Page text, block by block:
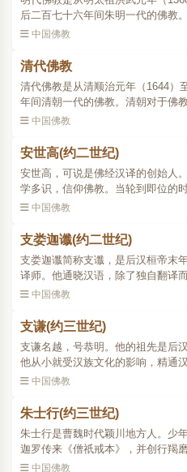
后二百七十六年间朱明一代的佛教
崇奉喇嘛教的流弊，转而支持汉地
中国佛教
清代佛教
清代佛教是从清顺治元年（1644）
年间清朝一代的佛教。清朝对于佛
首先在管理方面仿照明代僧官制度
中国佛教
安世高(约二世纪)
安世高，可说是佛经汉译的创始人
学多识，信仰佛教。当轮到即位的
他精研阿毗昙，修习禅定，游化西
中国佛教
支娄迦谶(约二世纪)
支娄迦谶简称支谶，是后汉桓帝末
译师。他通晓汉语，除了独自翻译
竺佛朔)合作。他译经的年代是在灵
中国佛教
支谦(约三世纪)
支谦名越，号恭明。他的祖先是后
他从小就受汉族文化的影响，精通
学者支亮，通达大乘佛教理论。他
中国佛教
朱士行(约三世纪)
朱士行是曹魏时代颖川地方人。少
迦罗传来《僧祇戒本》，并创行羯
以前仅仅以离俗为僧的有别。从这
中国佛教